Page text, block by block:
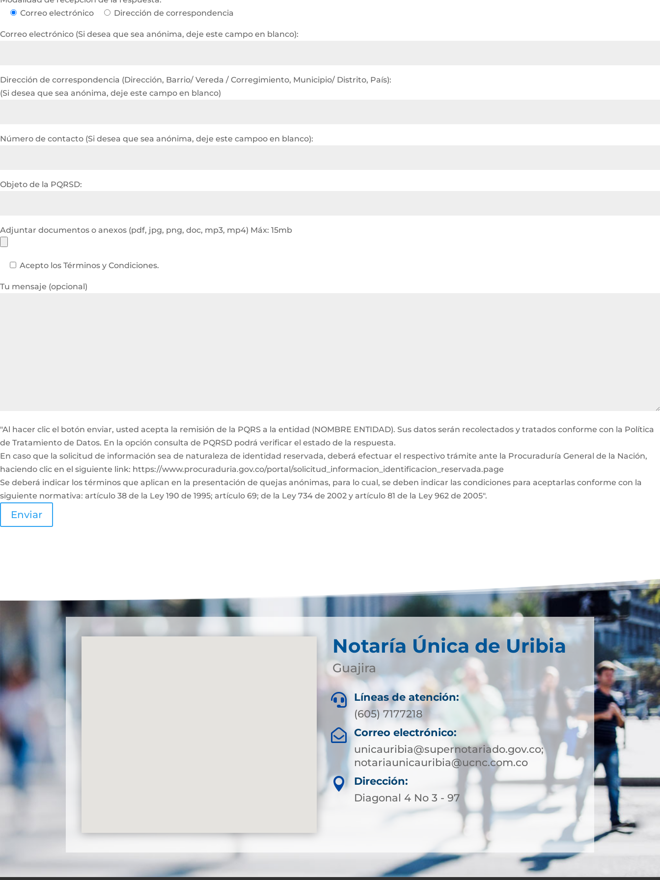
Correo electrónico
Dirección de correspondencia
Correo electrónico (Si desea que sea anónima, deje este campo en blanco):
Dirección de correspondencia (Dirección, Barrio/ Vereda / Corregimiento, Municipio/ Distrito, País):
(Si desea que sea anónima, deje este campo en blanco)
Número de contacto (Si desea que sea anónima, deje este campoo en blanco):
Objeto de la PQRSD:
Adjuntar documentos o anexos (pdf, jpg, png, doc, mp3, mp4) Máx: 15mb
Acepto los Términos y Condiciones.
Tu mensaje (opcional)
"Al hacer clic el botón enviar, usted acepta la remisión de la PQRS a la entidad (NOMBRE ENTIDAD). Sus datos serán recolectados y tratados conforme con la Política
de Tratamiento de Datos. En la opción consulta de PQRSD podrá verificar el estado de la respuesta.
En caso que la solicitud de información sea de naturaleza de identidad reservada, deberá efectuar el respectivo trámite ante la Procuraduría General de la Nación,
haciendo clic en el siguiente link: https://www.procuraduria.gov.co/portal/solicitud_informacion_identificacion_reservada.page
Se deberá indicar los términos que aplican en la presentación de quejas anónimas, para lo cual, se deben indicar las condiciones para aceptarlas conforme con la
siguiente normativa: artículo 38 de la Ley 190 de 1995; artículo 69; de la Ley 734 de 2002 y artículo 81 de la Ley 962 de 2005".
Enviar
Notaría Única de Uribia
Guajira

Líneas de atención:
(605) 7177218
 Correo electrónico:
unicauribia@supernotariado.gov.co;
notariaunicauribia@ucnc.com.co

Dirección:
Diagonal 4 No 3 - 97